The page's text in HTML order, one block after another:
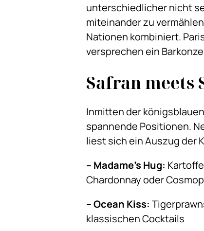
unterschiedlicher nicht
miteinander zu
Nationen kombiniert.
versprechen ein
Safran meets
Inmitten der
spannende Positionen.
liest sich ein Auszug der
– Madame's Hug:
Chardonnay oder
– Ocean Kiss:
klassischen Cocktails